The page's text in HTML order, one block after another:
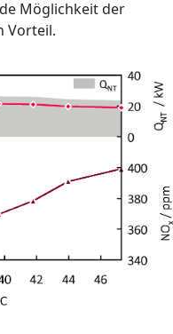
Möglichkeit der
Vorteil.